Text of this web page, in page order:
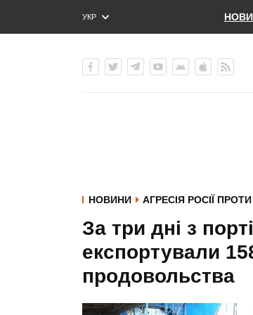
УКР
ENG
НОВИНИ АГРЕСІЯ РОСІЇ
За три дні з
експортували
продовольства